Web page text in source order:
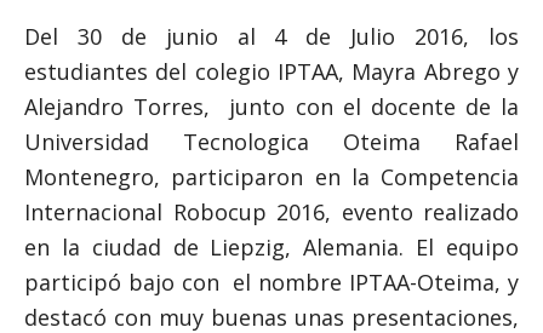
Del 30 de junio al 4 de Julio 2016, los
estudiantes del colegio IPTAA, Mayra Abrego y
Alejandro Torres, junto con el docente de la
Universidad Tecnologica Oteima Rafael
Montenegro, participaron en la Competencia
Internacional Robocup 2016, evento realizado
en la ciudad de Liepzig, Alemania. El equipo
participó bajo con el nombre IPTAA-Oteima, y
destacó con muy buenas unas presentaciones,